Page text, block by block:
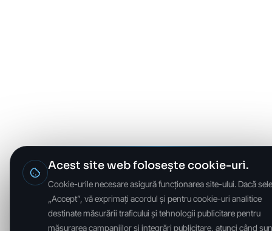
Acest site web folosește cookie-uri.
Cookie-urile necesare asigură funcționarea site-ului. Dacă
„Accept”, vă exprimați acordul și pentru cookie-uri analitice
destinate măsurării traficului și tehnologii publicitare pentru
măsurarea campaniilor și integrări publicitare, atunci când